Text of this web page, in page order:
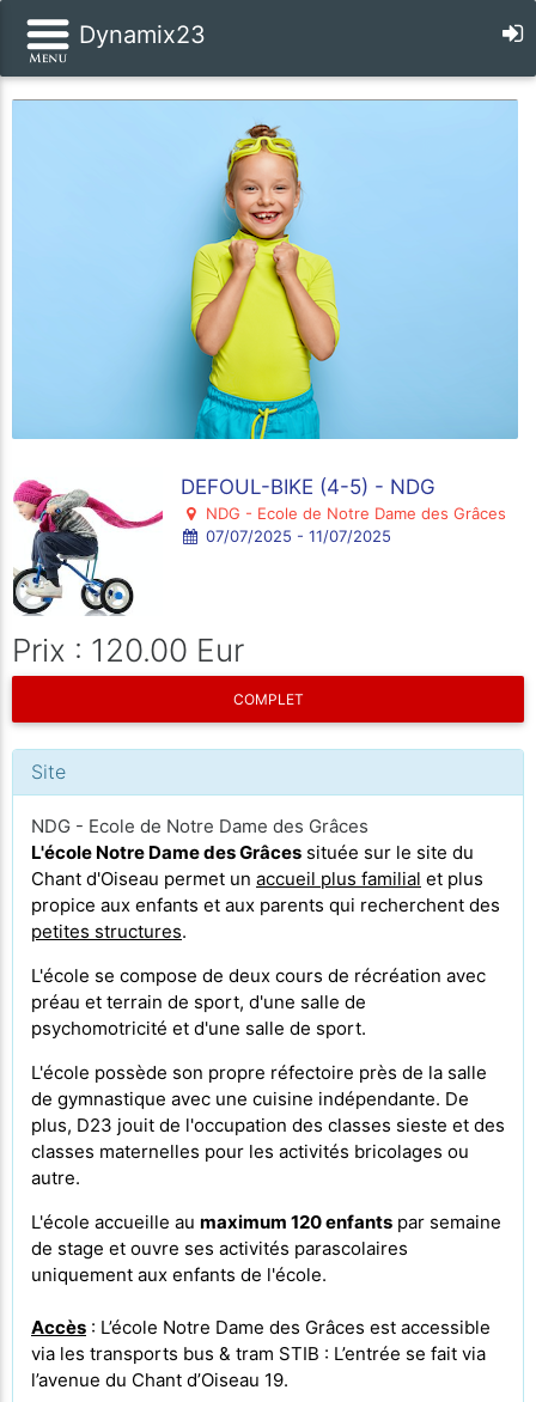
Dynamix23
DEFOUL-BIKE (4-5) - NDG
NDG - Ecole de Notre Dame des Grâces
07/07/2025 - 11/07/2025
Prix : 120.00 Eur
COMPLET
Site
NDG - Ecole de Notre Dame des Grâces
L'école Notre Dame des Grâces située sur le site du
Chant d'Oiseau permet un accueil plus familial et plus
propice aux enfants et aux parents qui recherchent des
petites structures.
L'école se compose de deux cours de récréation avec
préau et terrain de sport, d'une salle de
psychomotricité et d'une salle de sport.
L'école possède son propre réfectoire près de la salle
de gymnastique avec une cuisine indépendante. De
plus, D23 jouit de l'occupation des classes sieste et des
classes maternelles pour les activités bricolages ou
autre.
L'école accueille au maximum 120 enfants par semaine
de stage et ouvre ses activités parascolaires
uniquement aux enfants de l'école.
Accès : L’école Notre Dame des Grâces est accessible
via les transports bus & tram STIB : L’entrée se fait via
l’avenue du Chant d’Oiseau 19.